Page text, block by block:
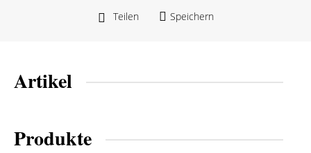
Teilen Speichern
Artikel
Produkte